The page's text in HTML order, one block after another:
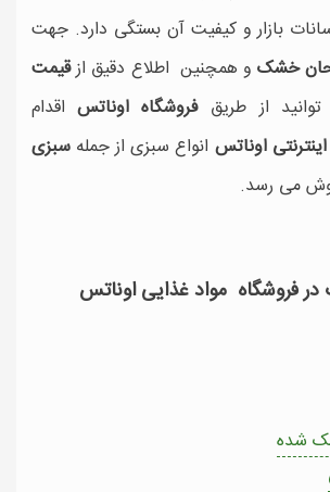
بازار و کیفیت آن بستگی دارد. جهت
خشکو همچنین اطلاع دقیق ازقیمت
از طریق فروشگاه اوناتساقدام
اوناتس انواع سبزی از جمله سبزی
می رسد.
فروشگاه مواد غذایی اوناتس
شده